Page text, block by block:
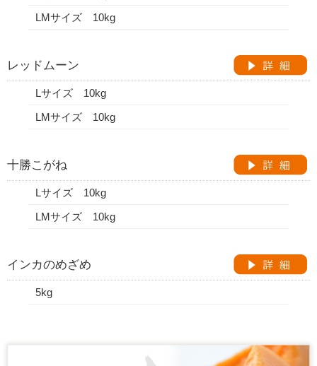
LMサイズ 10kg
レッドムーン
Lサイズ 10kg
LMサイズ 10kg
十勝こがね
Lサイズ 10kg
LMサイズ 10kg
インカのめざめ
5kg